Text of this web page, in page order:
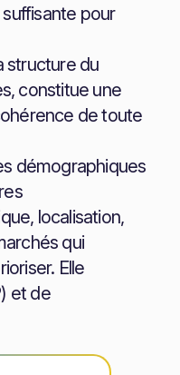
pour
structure du
constitue une
de toute
démographiques
localisation,
qui
Elle
et de